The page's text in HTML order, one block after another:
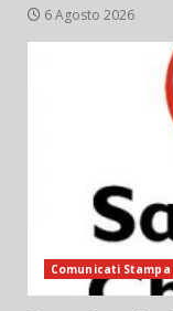
6 Agosto 2026
Comunicati Stampa